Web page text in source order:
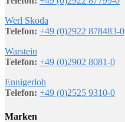
Werl Skoda
Telefon: +49 (0)2922 878483-0
Warstein
Telefon: +49 (0)2902 8081-0
Ennigerloh
Telefon: +49 (0)2525 9310-0
Marken